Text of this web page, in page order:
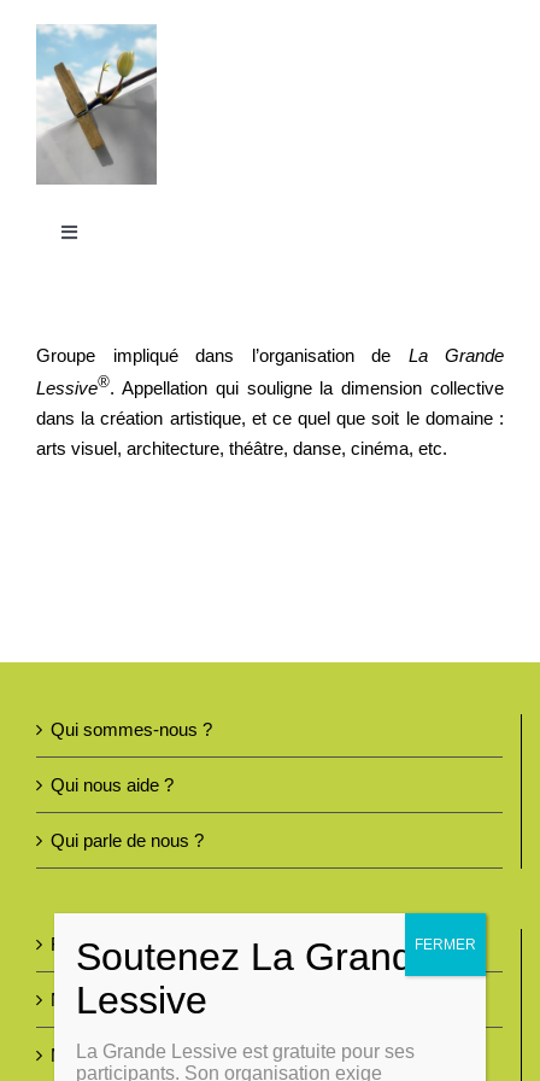
contenu
Toggle
Participer
S’outiller
Groupe impliqué dans l’organisation de La Grande
Lessive®. Appellation qui souligne la dimension collective
dans la création artistique, et ce quel que soit le domaine :
arts visuel, architecture, théâtre, danse, cinéma, etc.
Qui sommes-nous ?
Qui nous aide ?
Qui parle de nous ?
Foire aux questions
Nous contacter
Mentions légales
La Grande Lessive est gratuite pour ses
participants. Son organisation exige